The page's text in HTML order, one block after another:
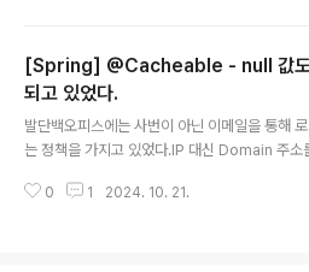
nsume)하는 클라이언트가 API를 통해 주문 데
제는 API가 데이터 응답을 할 때 사용하는 DB
록 구현이 되어 있었다. 당시에는 이런 상황을 위
[Spring] @Cacheable - null 값도
되고 있었다.
발단백오피스에는 사번이 아닌 이메일을 통해
는 정책을 가지고 있었다.IP 대신 Domain 주소
시스템 내부적으로는 대리키인 사번으로 저장한
0 1 2024. 10. 21.